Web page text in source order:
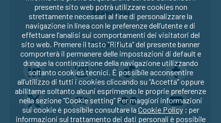
Associarsi
Seguici su:
presente sito web potrà utilizzare cookies non
strettamente necessari al fine di personalizzare la
navigazione in linea con le preferenze dell’utente e di
effettuare l’analisi sui comportamenti dei visitatori del
sito web. Premere il tasto “Rifiuta” del presente banner
comporterà il permanere delle impostazioni di default e
dunque la continuazione della navigazione utilizzando
soltanto cookies tecnici. È possibile acconsentire
all’utilizzo di tutti i cookies cliccando su “Accetta” oppure
abilitarne soltanto alcuni esprimendo le proprie preferenze
nella sezione “Cookie setting” Per maggiori informazioni
sui cookie è possibile consultare la Cookie Policy; per
informazioni sul trattamento dei dati personali è possibile